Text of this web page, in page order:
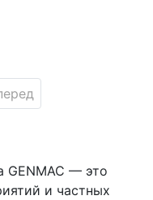
GENMAC — это
и частных